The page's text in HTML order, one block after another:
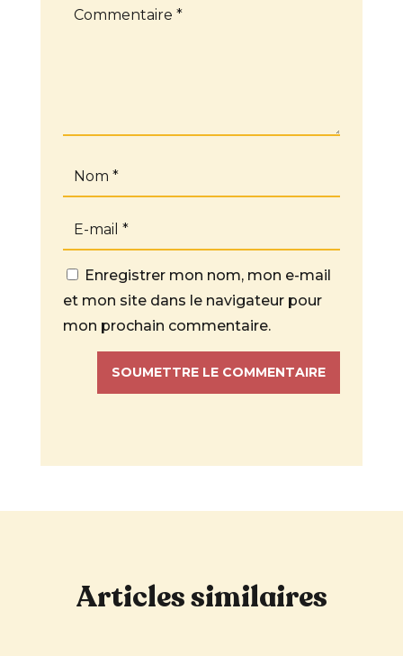
Enregistrer mon nom, mon e-mail
et mon site dans le navigateur pour
mon prochain commentaire.
SOUMETTRE LE COMMENTAIRE
Articles similaires